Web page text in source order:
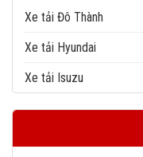
Xe tải Đô Thành
Xe tải Hyundai
Xe tải Isuzu